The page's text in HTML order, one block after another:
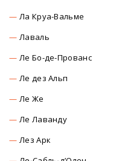
Ла Круа-Вальме
Лаваль
Ле Бо-де-Прованс
Ле дез Альп
Ле Же
Ле Лаванду
Лез Арк